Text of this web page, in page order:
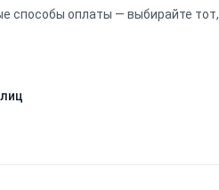
способы оплаты — выбирайте тот,